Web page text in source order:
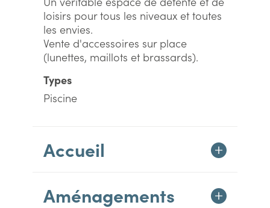
loisirs pour tous les niveaux et toutes
les envies.
Vente d'accessoires sur place
(lunettes, maillots et brassards).
Types
Piscine
Accueil
Aménagements